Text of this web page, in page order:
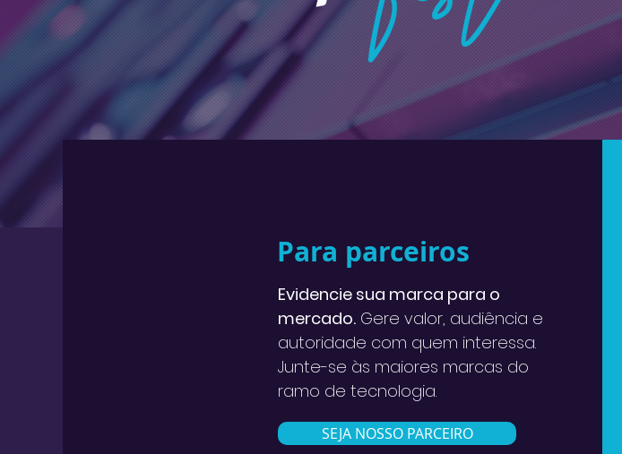
Para parceiros
Evidencie sua marca para o
mercado. Gere valor, audiência e
autoridade com quem interessa.
Junte-se às maiores marcas do
ramo de tecnologia.
SEJA NOSSO PARCEIRO